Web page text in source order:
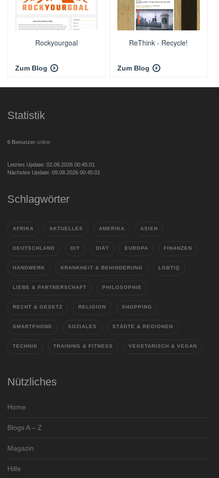
Rockyourgoal
Zum Blog
ReThink - Recycle!
Zum Blog
Statistik
6 Benutzer online
Letztes Update: 02.08.2026 00:45:01
Nächstes Update: 09.08.2026 00:45:01
Schlagwörter
AFRIKA AKTUELLES AMERIKA ASIEN
DEUTSCHLAND DIY DIÄT EUROPA FINANZEN
HANDWERK KRANKHEIT & BEHINDERUNG LGBTIQ
LIEBE & PARTNERSCHAFT PHILOSOPHIE
RECHT & GESETZ RELIGION SHOPPING
SMARTPHONE SOZIALES STÄDTE & REGIONEN
TECHNIK TRAINING & FITNESS VEGETARISCH & VEGAN
Nützliches
Home
Blogs A – Z
Magazin
Hilfe